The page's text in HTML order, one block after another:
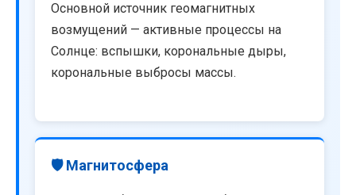
Основной источник геомагнитных
возмущений — активные процессы на
Солнце: вспышки, корональные дыры,
корональные выбросы массы.
🛡️ Магнитосфера